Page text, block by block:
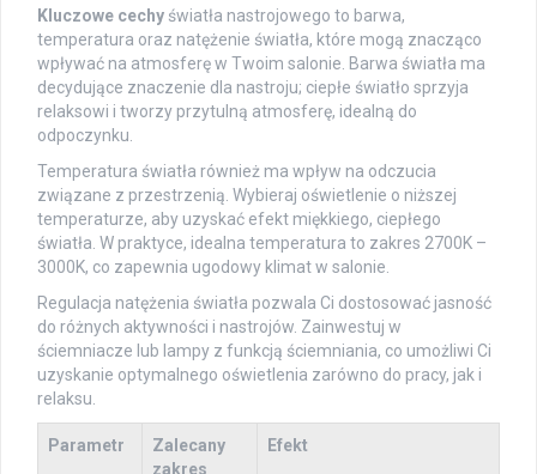
Kluczowe cechy światła nastrojowego to barwa,
temperatura oraz natężenie światła, które mogą znacząco
wpływać na atmosferę w Twoim salonie. Barwa światła ma
decydujące znaczenie dla nastroju; ciepłe światło sprzyja
relaksowi i tworzy przytulną atmosferę, idealną do
odpoczynku.
Temperatura światła również ma wpływ na odczucia
związane z przestrzenią. Wybieraj oświetlenie o niższej
temperaturze, aby uzyskać efekt miękkiego, ciepłego
światła. W praktyce, idealna temperatura to zakres 2700K –
3000K, co zapewnia ugodowy klimat w salonie.
Regulacja natężenia światła pozwala Ci dostosować jasność
do różnych aktywności i nastrojów. Zainwestuj w
ściemniacze lub lampy z funkcją ściemniania, co umożliwi Ci
uzyskanie optymalnego oświetlenia zarówno do pracy, jak i
relaksu.
Parametr
Zalecany
zakres
Efekt